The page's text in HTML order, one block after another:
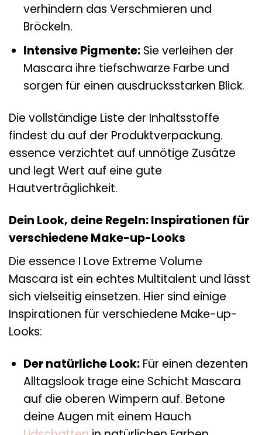
verhindern das Verschmieren und
Bröckeln.
Intensive Pigmente:Sie verleihen der
Mascara ihre tiefschwarze Farbe und
sorgen für einen ausdrucksstarken Blick.
Die vollständige Liste der Inhaltsstoffe
findest du auf der Produktverpackung.
essence verzichtet auf unnötige Zusätze
und legt Wert auf eine gute
Hautverträglichkeit.
Dein Look, deine Regeln: Inspirationen für
verschiedene Make-up-Looks
Die essence I Love Extreme Volume
Mascara ist ein echtes Multitalent und lässt
sich vielseitig einsetzen. Hier sind einige
Inspirationen für verschiedene Make-up-
Looks:
Der natürliche Look:Für einen dezenten
Alltagslook trage eine Schicht Mascara
auf die oberen Wimpern auf. Betone
deine Augen mit einem Hauch